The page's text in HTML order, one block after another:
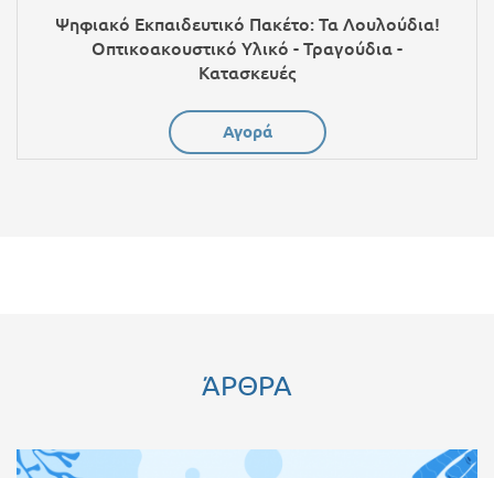
Ψηφιακό Εκπαιδευτικό Πακέτο: Τα Λουλούδια!
Οπτικοακουστικό Υλικό - Τραγούδια -
Κατασκευές
Αγορά
ΆΡΘΡΑ